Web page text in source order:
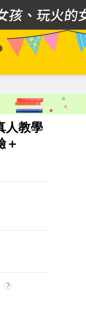
人教學
＋
?